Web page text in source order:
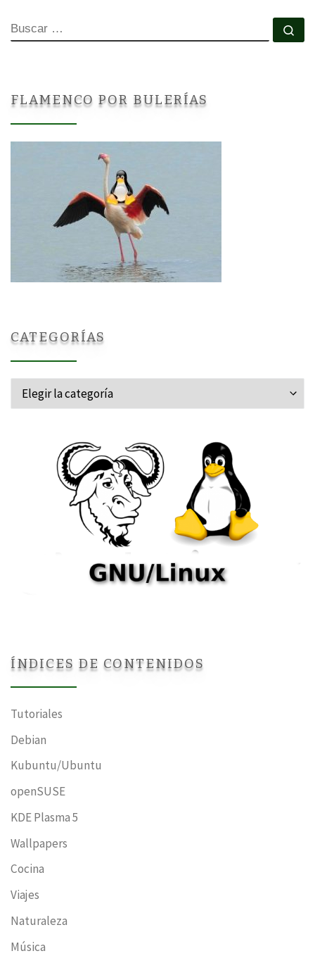
BUSCAR
FLAMENCO POR BULERÍAS
CATEGORÍAS
Categorías
ÍNDICES DE CONTENIDOS
Tutoriales
Debian
Kubuntu/Ubuntu
openSUSE
KDE Plasma 5
Wallpapers
Cocina
Viajes
Naturaleza
Música